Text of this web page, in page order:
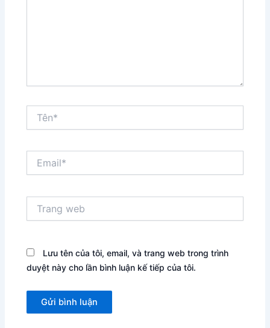
web
Lưu tên của tôi, email, và trang web trong trình
duyệt này cho lần bình luận kế tiếp của tôi.